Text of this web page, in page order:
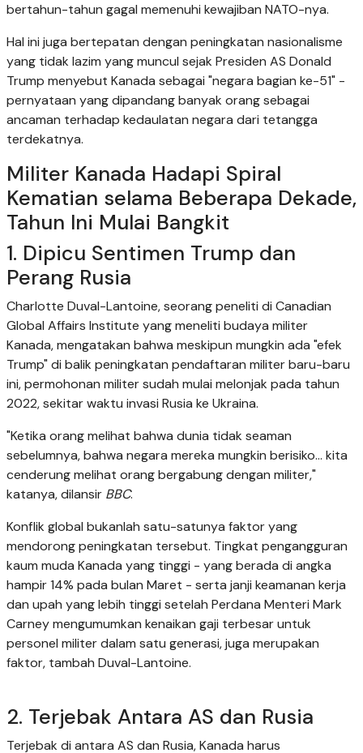
bertahun-tahun gagal memenuhi kewajiban NATO-nya.
Hal ini juga bertepatan dengan peningkatan nasionalisme
yang tidak lazim yang muncul sejak Presiden AS Donald
Trump menyebut Kanada sebagai "negara bagian ke-51" -
pernyataan yang dipandang banyak orang sebagai
ancaman terhadap kedaulatan negara dari tetangga
terdekatnya.
Militer Kanada Hadapi Spiral
Kematian selama Beberapa Dekade,
Tahun Ini Mulai Bangkit
1. Dipicu Sentimen Trump dan
Perang Rusia
Charlotte Duval-Lantoine, seorang peneliti di Canadian
Global Affairs Institute yang meneliti budaya militer
Kanada, mengatakan bahwa meskipun mungkin ada "efek
Trump" di balik peningkatan pendaftaran militer baru-baru
ini, permohonan militer sudah mulai melonjak pada tahun
2022, sekitar waktu invasi Rusia ke Ukraina.
"Ketika orang melihat bahwa dunia tidak seaman
sebelumnya, bahwa negara mereka mungkin berisiko… kita
cenderung melihat orang bergabung dengan militer,"
katanya, dilansir BBC.
Konflik global bukanlah satu-satunya faktor yang
mendorong peningkatan tersebut. Tingkat pengangguran
kaum muda Kanada yang tinggi - yang berada di angka
hampir 14% pada bulan Maret - serta janji keamanan kerja
dan upah yang lebih tinggi setelah Perdana Menteri Mark
Carney mengumumkan kenaikan gaji terbesar untuk
personel militer dalam satu generasi, juga merupakan
faktor, tambah Duval-Lantoine.
2. Terjebak Antara AS dan Rusia
Terjebak di antara AS dan Rusia, Kanada harus